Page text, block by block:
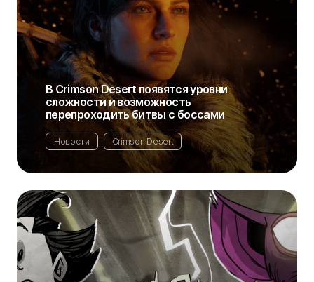
В Crimson Desert появятся уровни
сложности и возможность
перепроходить битвы с боссами
Новости Crimson Desert